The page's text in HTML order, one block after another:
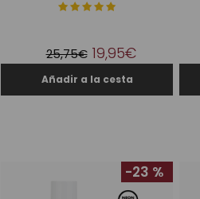
25,75€ 19,95€
-23 %